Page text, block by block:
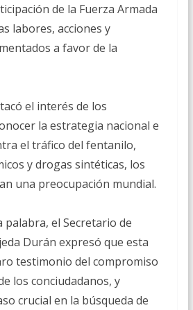
de la Fuerza Armada
labores, acciones y
a favor de la
el interés de los
la estrategia nacional e
el tráfico del fentanilo,
y drogas sintéticas, los
una preocupación mundial.
palabra, el Secretario de
Durán expresó que esta
testimonio del compromiso
los conciudadanos, y
crucial en la búsqueda de